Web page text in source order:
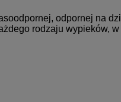
odpornej na
rodzaju wypieków, w